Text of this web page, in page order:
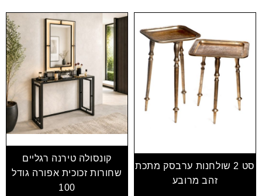
סט 2 שולחנות ערבסק מתכת
זהב מרובע
קונסולה טירנה רגליים
שחורות זכוכית אפורה גודל
100